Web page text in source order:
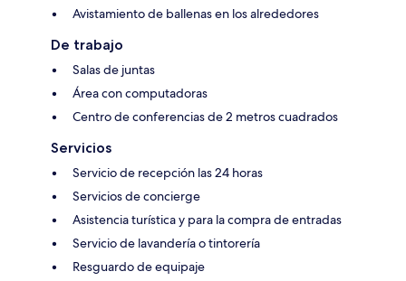
Avistamiento de ballenas en los alrededores
De trabajo
Salas de juntas
Área con computadoras
Centro de conferencias de 2 metros cuadrados
Servicios
Servicio de recepción las 24 horas
Servicios de concierge
Asistencia turística y para la compra de entradas
Servicio de lavandería o tintorería
Resguardo de equipaje